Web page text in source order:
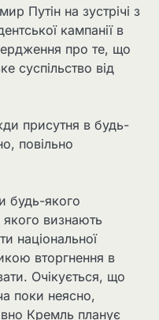
Путін на зустрічі з
кампанії в
про те, що
суспільство від
присутня в будь-
повільно
будь-якого
якого визнають
національної
вторгнення в
Очікується, що
поки неясно,
Кремль планує